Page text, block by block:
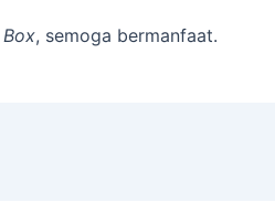
, semoga bermanfaat.